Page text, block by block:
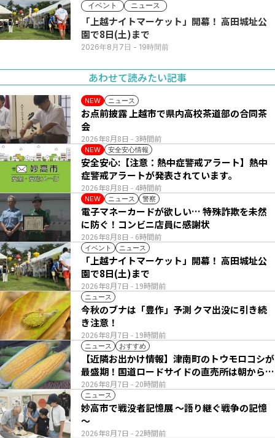
イベント ニュース
「上越ナイトマーケット」開幕！ 高田城址公
園で8日(土)まで
2026年8月7日 - 19時間前
あわせて読みたい記事
NEW ニュース
2026年8月8日 - 3時間前
お点前披露 上越市で県内高校茶道部の合同茶
会
NEW 安全安心情報
2026年8月8日 - 4時間前
安全安心:【注意：熱中症警戒アラート】熱中
症警戒アラートが発表されています。
NEW ニュース 警察
2026年8月8日 - 6時間前
電子マネーカードが欲しい… 特殊詐欺を未然
に防ぐ！コンビニ店員に感謝状
イベント ニュース
2026年8月7日 - 19時間前
「上越ナイトマーケット」開幕！ 高田城址公
園で8日(土)まで
ニュース
2026年8月7日 - 19時間前
今秋のブナは「豊作」予測 クマ出没に引き続
き注意！
ニュース おすすめ
2026年8月7日 - 20時間前
【近隣お出かけ情報】津南町のトウモロコシが
最盛期！国道ロードサイドの直売所は朝から長
い列
ニュース
2026年8月7日 - 22時間前
妙高市で戦没者記憶展 ～語り継ぐ戦争の記憶
～